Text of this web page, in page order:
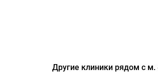
Другие клиники рядом с м.